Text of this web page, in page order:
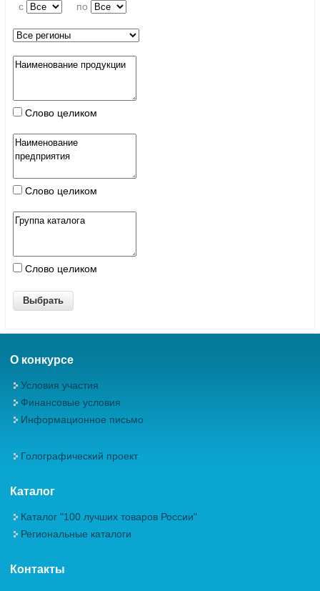
c по
Слово целиком
Слово целиком
Слово целиком
О конкурсе
Условия участия
Финансовые условия
Информационное письмо
Голографический проект
Каталог
Каталог "100 лучших товаров России"
Региональные каталоги
Контакты